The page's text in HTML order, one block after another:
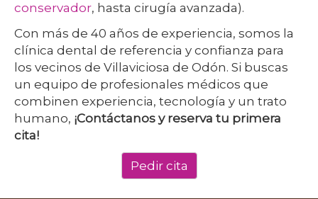
conservador, hasta cirugía avanzada).
Con más de 40 años de experiencia, somos la
clínica dental de referencia y confianza para
los vecinos de Villaviciosa de Odón. Si buscas
un equipo de profesionales médicos que
combinen experiencia, tecnología y un trato
humano, ¡Contáctanos y reserva tu primera
cita!
Pedir cita